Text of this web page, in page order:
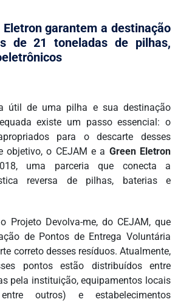
Eletron garantem a destinação
de 21 toneladas de pilhas,
útil de uma pilha e sua destinação
existe um passo essencial: o
para o descarte desses
objetivo, o CEJAM e a Green Eletron
uma parceria que conecta a
reversa de pilhas, baterias e
Projeto Devolva-me, do CEJAM, que
de Pontos de Entrega Voluntária
correto desses resíduos. Atualmente,
pontos estão distribuídos entre
pela instituição, equipamentos locais
outros) e estabelecimentos